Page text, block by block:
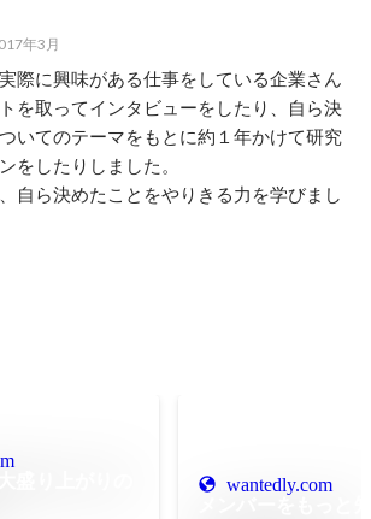
年3月
際に興味がある仕事をしている企業さん
を取ってインタビューをしたり、自ら決
いてのテーマをもとに約１年かけて研究
をしたりしました。
自ら決めたことをやりきる力を学びまし
wantedly.com